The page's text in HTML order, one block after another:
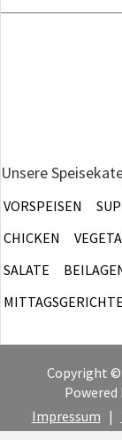
Unsere
VORSPEISEN
CHICKEN
SALATE
MITTAGSGERICHTE
Copyright ©
Powered
Impressum |